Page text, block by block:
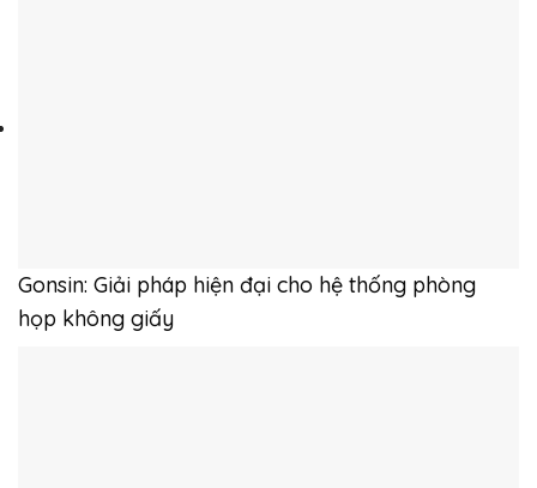
Gonsin: Giải pháp hiện đại cho hệ thống phòng
họp không giấy